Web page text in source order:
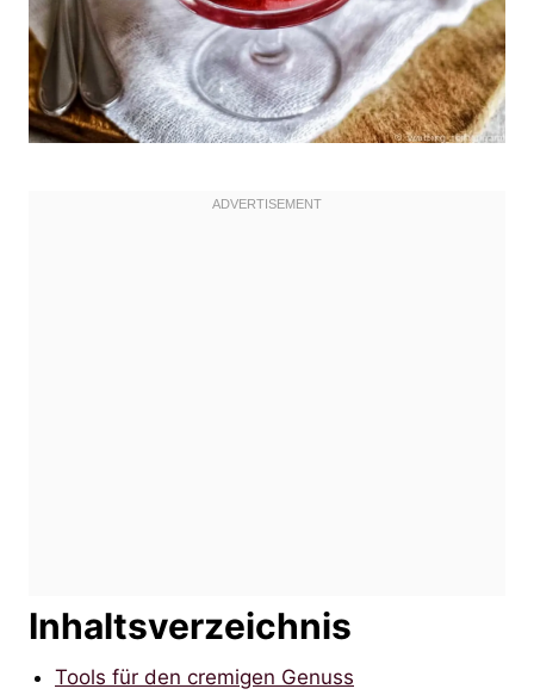
Inhaltsverzeichnis
Tools für den cremigen Genuss